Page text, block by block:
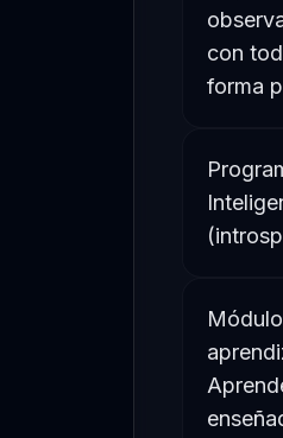
con
forma